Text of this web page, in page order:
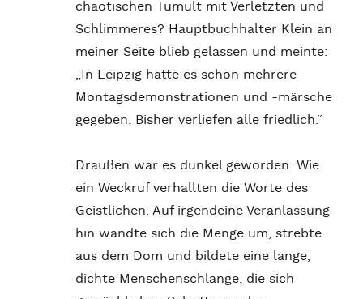
chaotischen Tumult mit Verletzten und
Schlimmeres? Hauptbuchhalter Klein an
meiner Seite blieb gelassen und meinte:
„In Leipzig hatte es schon mehrere
Montagsdemonstrationen und -märsche
gegeben. Bisher verliefen alle friedlich.“
Draußen war es dunkel geworden. Wie
ein Weckruf verhallten die Worte des
Geistlichen. Auf irgendeine Veranlassung
hin wandte sich die Menge um, strebte
aus dem Dom und bildete eine lange,
dichte Menschenschlange, die sich